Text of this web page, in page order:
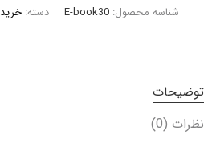
شناسه محصول:E-book30 دسته:
توضیحات
نظرات (0)